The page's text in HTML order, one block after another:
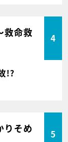
救命救
4
!?
りそめ
5